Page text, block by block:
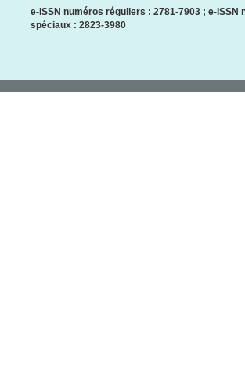
e-ISSN numéros réguliers : 2781-7903 ; e-ISSN
spéciaux : 2823-3980